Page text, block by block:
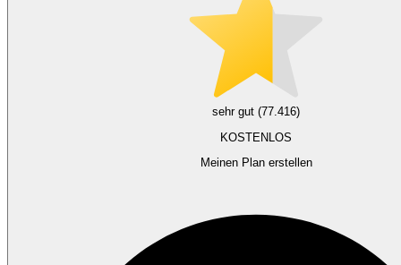
sehr gut (77.416)
KOSTENLOS
Meinen Plan erstellen